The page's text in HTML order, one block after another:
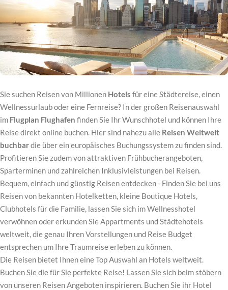
Sie suchen Reisen von Millionen Hotels für eine Städtereise, einen
Wellnessurlaub oder eine Fernreise? In der großen Reisenauswahl
im Flugplan Flughafen finden Sie Ihr Wunschhotel und können Ihre
Reise direkt online buchen. Hier sind nahezu alle Reisen Weltweit
buchbardie über ein europäisches Buchungssystem zu finden sind.
Profitieren Sie zudem von attraktiven Frühbucherangeboten,
Sparterminen und zahlreichen Inklusivleistungen bei Reisen.
Bequem, einfach und günstig Reisen entdecken - Finden Sie bei uns
Reisen von bekannten Hotelketten, kleine Boutique Hotels,
Clubhotels für die Familie, lassen Sie sich im Wellnesshotel
verwöhnen oder erkunden Sie Appartments und Städtehotels
weltweit, die genau Ihren Vorstellungen und Reise Budget
entsprechen um Ihre Traumreise erleben zu können.
Die Reisen bietet Ihnen eine Top Auswahl an Hotels weltweit.
Buchen Sie die für Sie perfekte Reise! Lassen Sie sich beim stöbern
von unseren Reisen Angeboten inspirieren. Buchen Sie ihr Hotel